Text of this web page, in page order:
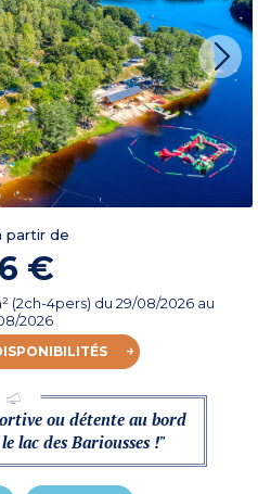
partir de
€
(2ch-4pers) du 29/08/2026 au
2026
ou détente au bord
lac des Bariousses !"